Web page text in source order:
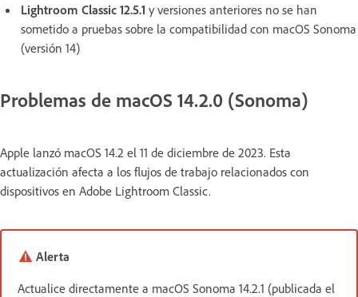
Lightroom Classic 12.5.1 y versiones anteriores no se han
sometido a pruebas sobre la compatibilidad con macOS Sonoma
(versión 14)
Problemas de macOS 14.2.0 (Sonoma)
Apple lanzó macOS 14.2 el 11 de diciembre de 2023. Esta
actualización afecta a los flujos de trabajo relacionados con
dispositivos en Adobe Lightroom Classic.
Alerta
Actualice directamente a macOS Sonoma 14.2.1 (publicada el